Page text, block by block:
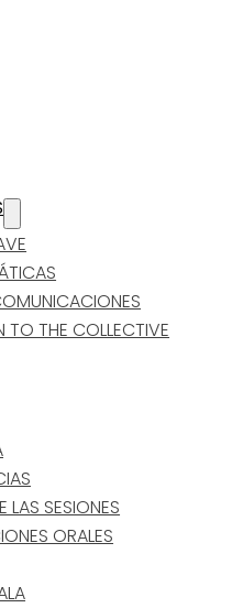
TO THE COLLECTIVE
LAS SESIONES
ORALES